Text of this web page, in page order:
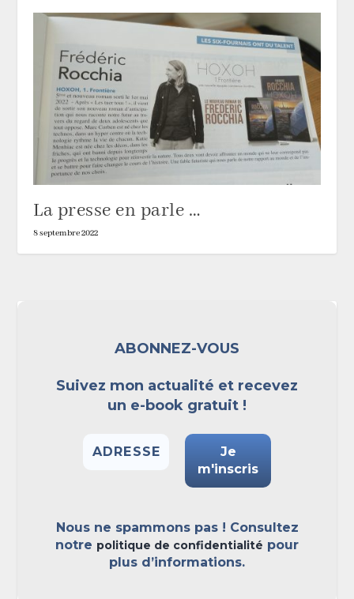
La presse en parle …
8 septembre 2022
ABONNEZ-VOUS
Suivez mon actualité et recevez
un e-book gratuit !
Nous ne spammons pas ! Consultez
notre politique de confidentialité pour
plus d’informations.